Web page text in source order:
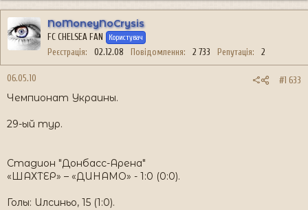
NoMoneyNoCrysis
FC CHELSEA FAN Користувач
Реєстрація 02.12.08 Повідомлення 2 733 Репутація 2
06.05.10 #1 633
Чемпионат Украины.
29-ый тур.
Стадион "Донбасс-Арена"
«ШАХТЕР» – «ДИНАМО» - 1:0 (0:0).
Голы: Илсиньо, 15 (1:0).